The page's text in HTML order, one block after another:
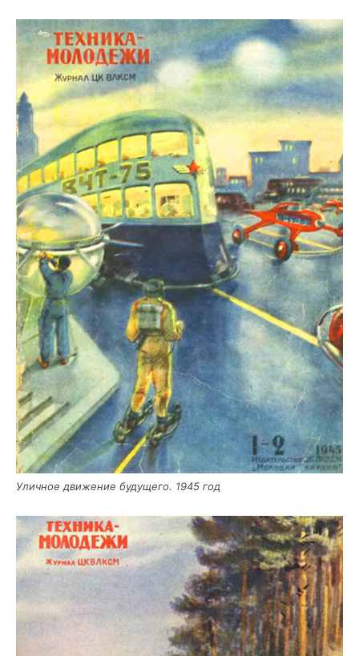
Улич­ное дви­же­ние буду­ще­го. 1945 год